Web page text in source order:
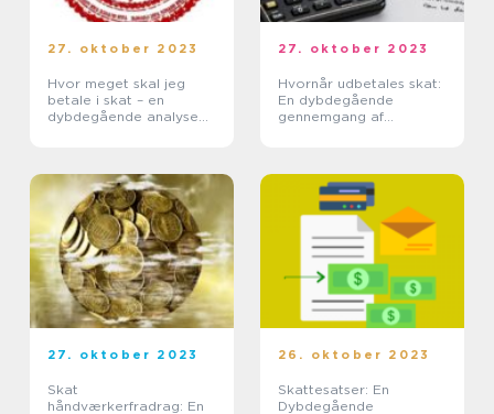
27. oktober 2023
Hvor meget skal jeg
betale i skat – en
dybdegående analyse
27. oktober 2023
Hvornår udbetales skat:
En dybdegående
gennemgang af
27. oktober 2023
Skat
håndværkerfradrag: En
26. oktober 2023
Skattesatser: En
Dybdegående